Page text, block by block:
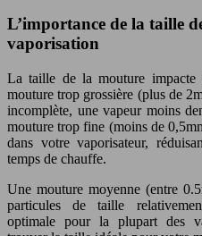
L’importance de la taille
vaporisation
La taille de la mouture impacte
mouture trop grossière (plus de
incomplète, une vapeur moins
mouture trop fine (moins de
dans votre vaporisateur,
temps de chauffe.
Une mouture moyenne (entre
particules de taille
optimale pour la plupart des